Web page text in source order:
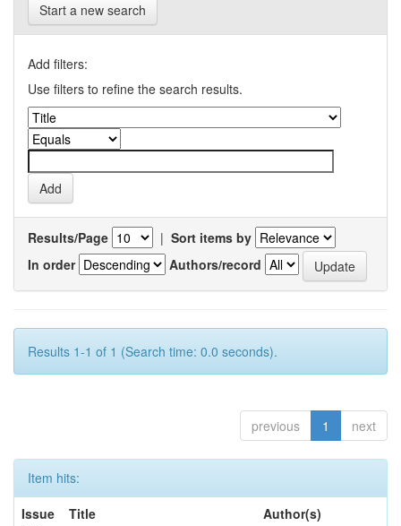
Start a new search
Add filters:
Use filters to refine the search results.
Results/Page | Sort items by
In order
Authors/record
Results 1-1 of 1 (Search time: 0.0 seconds).
previous 1 next
Item hits:
Issue
Title Author(s)